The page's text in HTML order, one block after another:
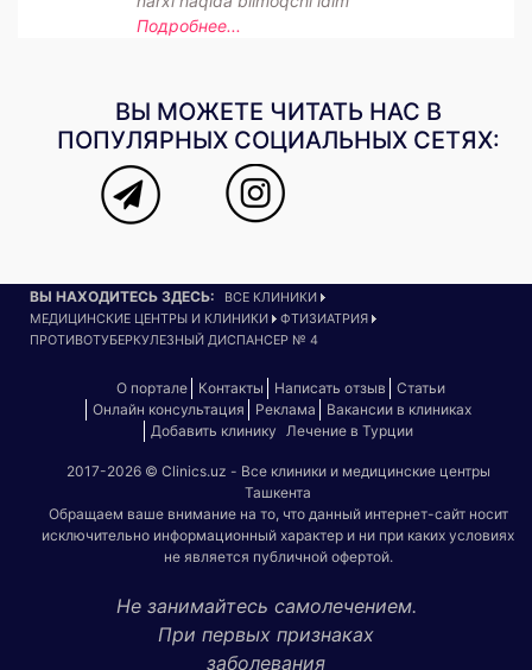
Подробнее...
ВЫ МОЖЕТЕ ЧИТАТЬ НАС В
ПОПУЛЯРНЫХ СОЦИАЛЬНЫХ СЕТЯХ:
ВЫ НАХОДИТЕСЬ ЗДЕСЬ:
ВСЕ КЛИНИКИ
МЕДИЦИНСКИЕ ЦЕНТРЫ И КЛИНИКИ
ФТИЗИАТРИЯ
ПРОТИВОТУБЕРКУЛЕЗНЫЙ ДИСПАНСЕР № 4
О портале Контакты Написать отзыв
Статьи
Онлайн консультация
Реклама
Вакансии в клиниках
Добавить клинику
Лечение в Турции
2017-2026 © Clinics.uz - Все клиники и медицинские центры
Ташкента
Обращаем ваше внимание на то, что данный интернет-сайт носит
исключительно информационный характер и ни при каких условиях
не является публичной офертой.
Не занимайтесь самолечением.
При первых признаках
заболевания